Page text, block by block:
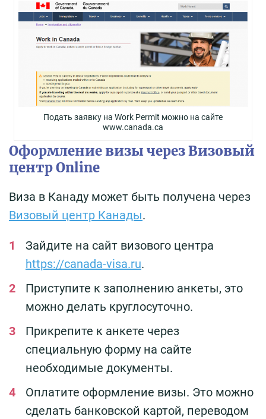
Подать заявку на Work Permit можно на сайте
www.canada.ca
Оформление визы через Визовый
центр Online
Виза в Канаду может быть получена через
Визовый центр Канады.
Зайдите на сайт визового центра
https://canada-visa.ru.
Приступите к заполнению анкеты, это
можно делать круглосуточно.
Прикрепите к анкете через
специальную форму на сайте
необходимые документы.
Оплатите оформление визы. Это можно
сделать банковской картой, переводом